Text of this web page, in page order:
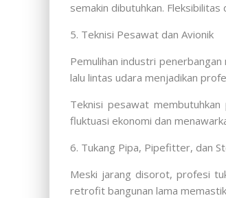
semakin dibutuhkan.
5. Teknisi Pesawat dan Avionik
Pemulihan industri
lalu lintas udara menjadikan
Teknisi pesawat
fluktuasi ekonomi dan
6. Tukang Pipa, Pipefitter, dan
Meski jarang disorot, profesi
retrofit bangunan lama